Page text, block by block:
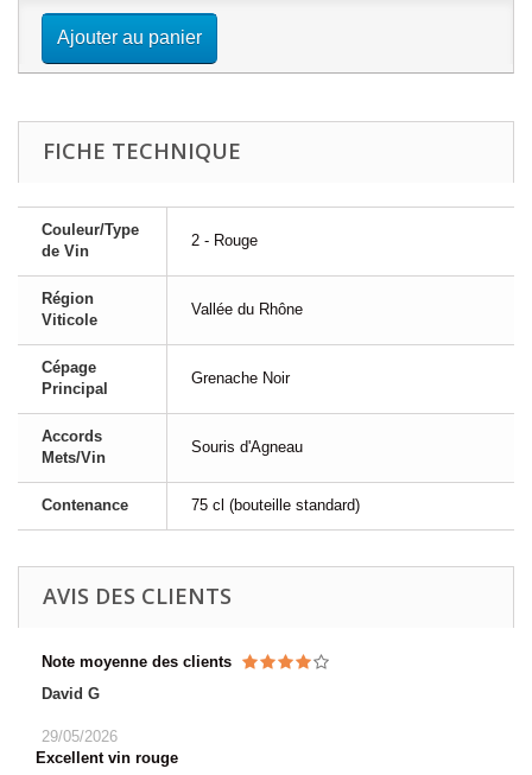
Ajouter au panier
FICHE TECHNIQUE
Couleur/Type
de Vin
2 - Rouge
Région
Viticole
Vallée du Rhône
Cépage
Principal
Grenache Noir
Accords
Mets/Vin
Souris d'Agneau
Contenance 75 cl (bouteille standard)
AVIS DES CLIENTS
Note moyenne des clients
David G
29/05/2026
Excellent vin rouge